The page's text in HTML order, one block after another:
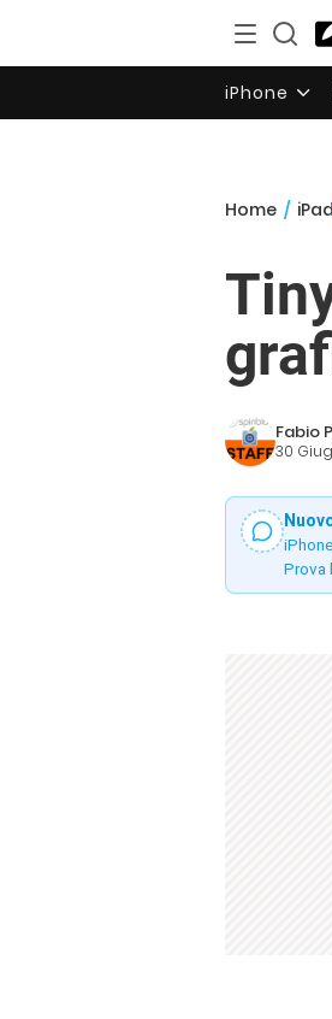
iPhone
Home / iPad
Fabio
30
Prova